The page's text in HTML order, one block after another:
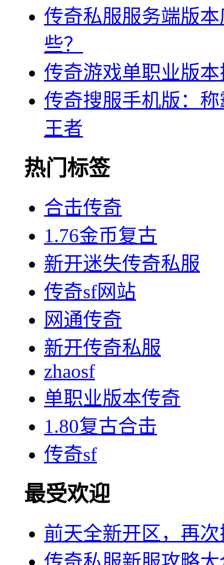
传奇私服服务端版
些？
传奇游戏单职业版
传奇搜服手机版：
王者
热门标签
合击传奇
1.76金币复古
新开迷失传奇私服
传奇sf网站
网通传奇
新开传奇私服
zhaosf
单职业版本传奇
1.80复古合击
传奇sf
最受欢迎
前天全新开区，再